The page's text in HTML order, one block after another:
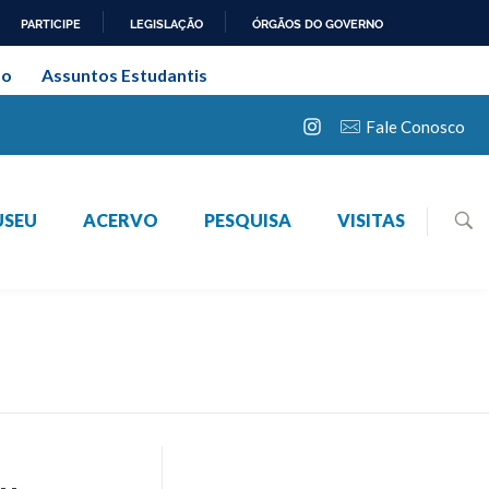
PARTICIPE LEGISLAÇÃO ÓRGÃOS DO GOVERNO
Rural do Rio
Assuntos Estudantis
Fale Conosco
ACERVO PESQUISA VISITAS